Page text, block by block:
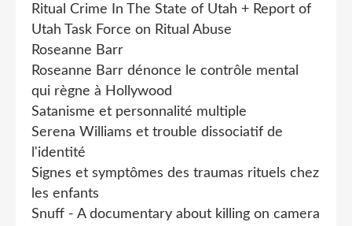
Ritual Crime In The State of Utah + Report of
Utah Task Force on Ritual Abuse
Roseanne Barr
Roseanne Barr dénonce le contrôle mental
qui règne à Hollywood
Satanisme et personnalité multiple
Serena Williams et trouble dissociatif de
l'identité
Signes et symptômes des traumas rituels chez
les enfants
Snuff - A documentary about killing on camera